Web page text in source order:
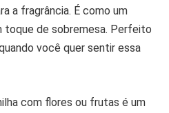
a fragrância. É como um
toque de sobremesa. Perfeito
você quer sentir essa
com flores ou frutas é um